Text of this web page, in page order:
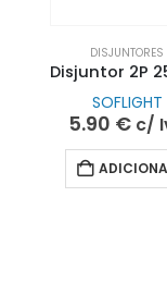
DISJUNTORES
SOFLIGHT
5.90 € c/